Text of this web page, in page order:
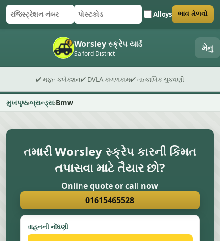
રજિસ્ટ્રેશન નંબર
પોસ્ટકોડ Alloys
ફોર્મ સબમિટ કરો ભાવ મેળવો
Worsley સ્ક્રેપ યાર્ડ
Salford District મેનુ
✔ મફત કલેક્શન✔ DVLA કાગળકામ✔ તાત્કાલિક ચુકવણી
મુખપૃષ્ઠ બ્રાન્ડ્સ Bmw
તમારી Worsley સ્ક્રેપ કારની કિંમત
તપાસવા માટે તૈયાર છો?
Online quote or call now
01615465528
વાહનની નોંધણી